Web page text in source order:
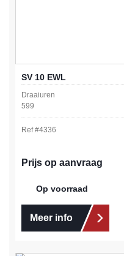
SV 10 EWL
Draaiuren
599
Ref #4336
Prijs op aanvraag
Op voorraad
Meer info